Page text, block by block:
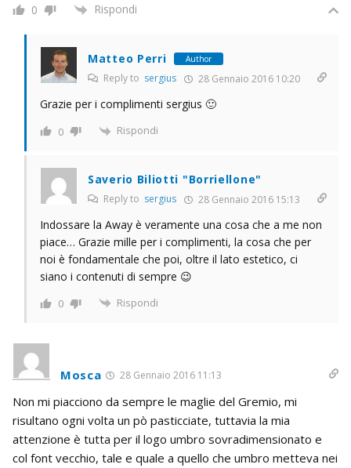
0 Rispondi
Matteo Perri Author
Reply to sergius 28 Gennaio 2016 10:20
Grazie per i complimenti sergius 🙂
0 Rispondi
Saverio Biliotti "Borriellone"
Reply to sergius 28 Gennaio 2016 15:13
Indossare la Away è veramente una cosa che a me non
piace… Grazie mille per i complimenti, la cosa che per
noi è fondamentale che poi, oltre il lato estetico, ci
siano i contenuti di sempre 😉
0 Rispondi
Mosca 28 Gennaio 2016 11:13
Non mi piacciono da sempre le maglie del Gremio, mi
risultano ogni volta un pò pasticciate, tuttavia la mia
attenzione è tutta per il logo umbro sovradimensionato e
col font vecchio, tale e quale a quello che umbro metteva nei